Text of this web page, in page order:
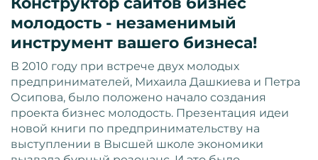
молодость - незаменимый
инструмент вашего бизнеса!
В 2010 году при встрече двух молодых
предпринимателей, Михаила Дашкиева и Петра
Осипова, было положено начало создания
проекта бизнес молодость. Презентация идеи
новой книги по предпринимательству на
выступлении в Высшей школе экономики